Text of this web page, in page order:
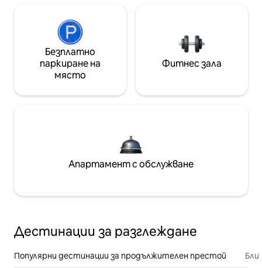
Безплатно
паркиране на
място
Фитнес зала
Апартамент с обслужване
Дестинации за разглеждане
Популярни дестинации за продължителен престой